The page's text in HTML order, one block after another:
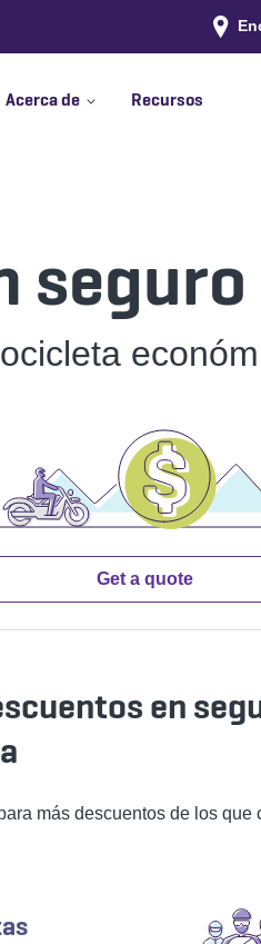
Acerca de Recursos
Get a quote
en
más descuentos de los que